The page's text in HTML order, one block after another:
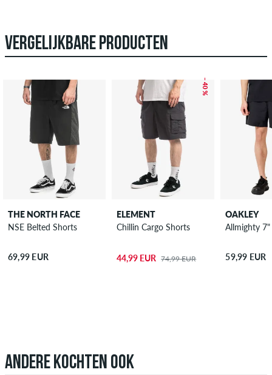
VERGELIJKBARE PRODUCTEN
THE NORTH FACE
NSE Belted Shorts
69,99 EUR
– 40 %
ELEMENT
Chillin Cargo Shorts
44,99 EUR 74,99 EUR
OAKLEY
Allmighty
59,99 EUR
ANDERE KOCHTEN OOK